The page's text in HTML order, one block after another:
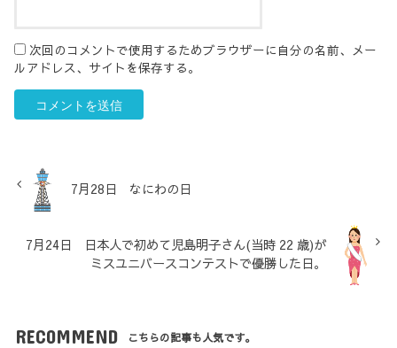
次回のコメントで使用するためブラウザーに自分の名前、メー
ルアドレス、サイトを保存する。
7月28日 なにわの日
7月24日 日本人で初めて児島明子さん(当時 22 歳)が
ミスユニバースコンテストで優勝した日。
RECOMMEND こちらの記事も人気です。